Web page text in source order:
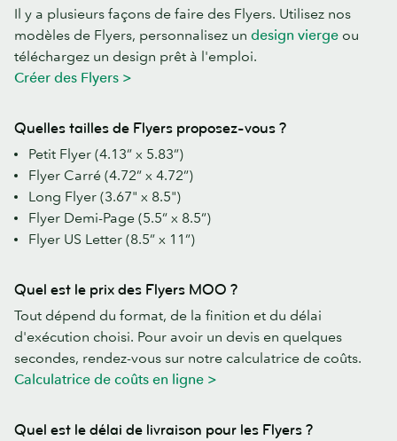
Il y a plusieurs façons de faire des Flyers. Utilisez nos
modèles de Flyers, personnalisez un design vierge ou
téléchargez un design prêt à l'emploi.
Créer des Flyers >
Quelles tailles de Flyers proposez-vous ?
Petit Flyer (4.13” x 5.83”)
Flyer Carré (4.72” x 4.72”)
Long Flyer (3.67" x 8.5")
Flyer Demi-Page (5.5” x 8.5”)
Flyer US Letter (8.5” x 11”)
Quel est le prix des Flyers MOO ?
Tout dépend du format, de la finition et du délai
d'exécution choisi. Pour avoir un devis en quelques
secondes, rendez-vous sur notre calculatrice de coûts.
Calculatrice de coûts en ligne >
Quel est le délai de livraison pour les Flyers ?